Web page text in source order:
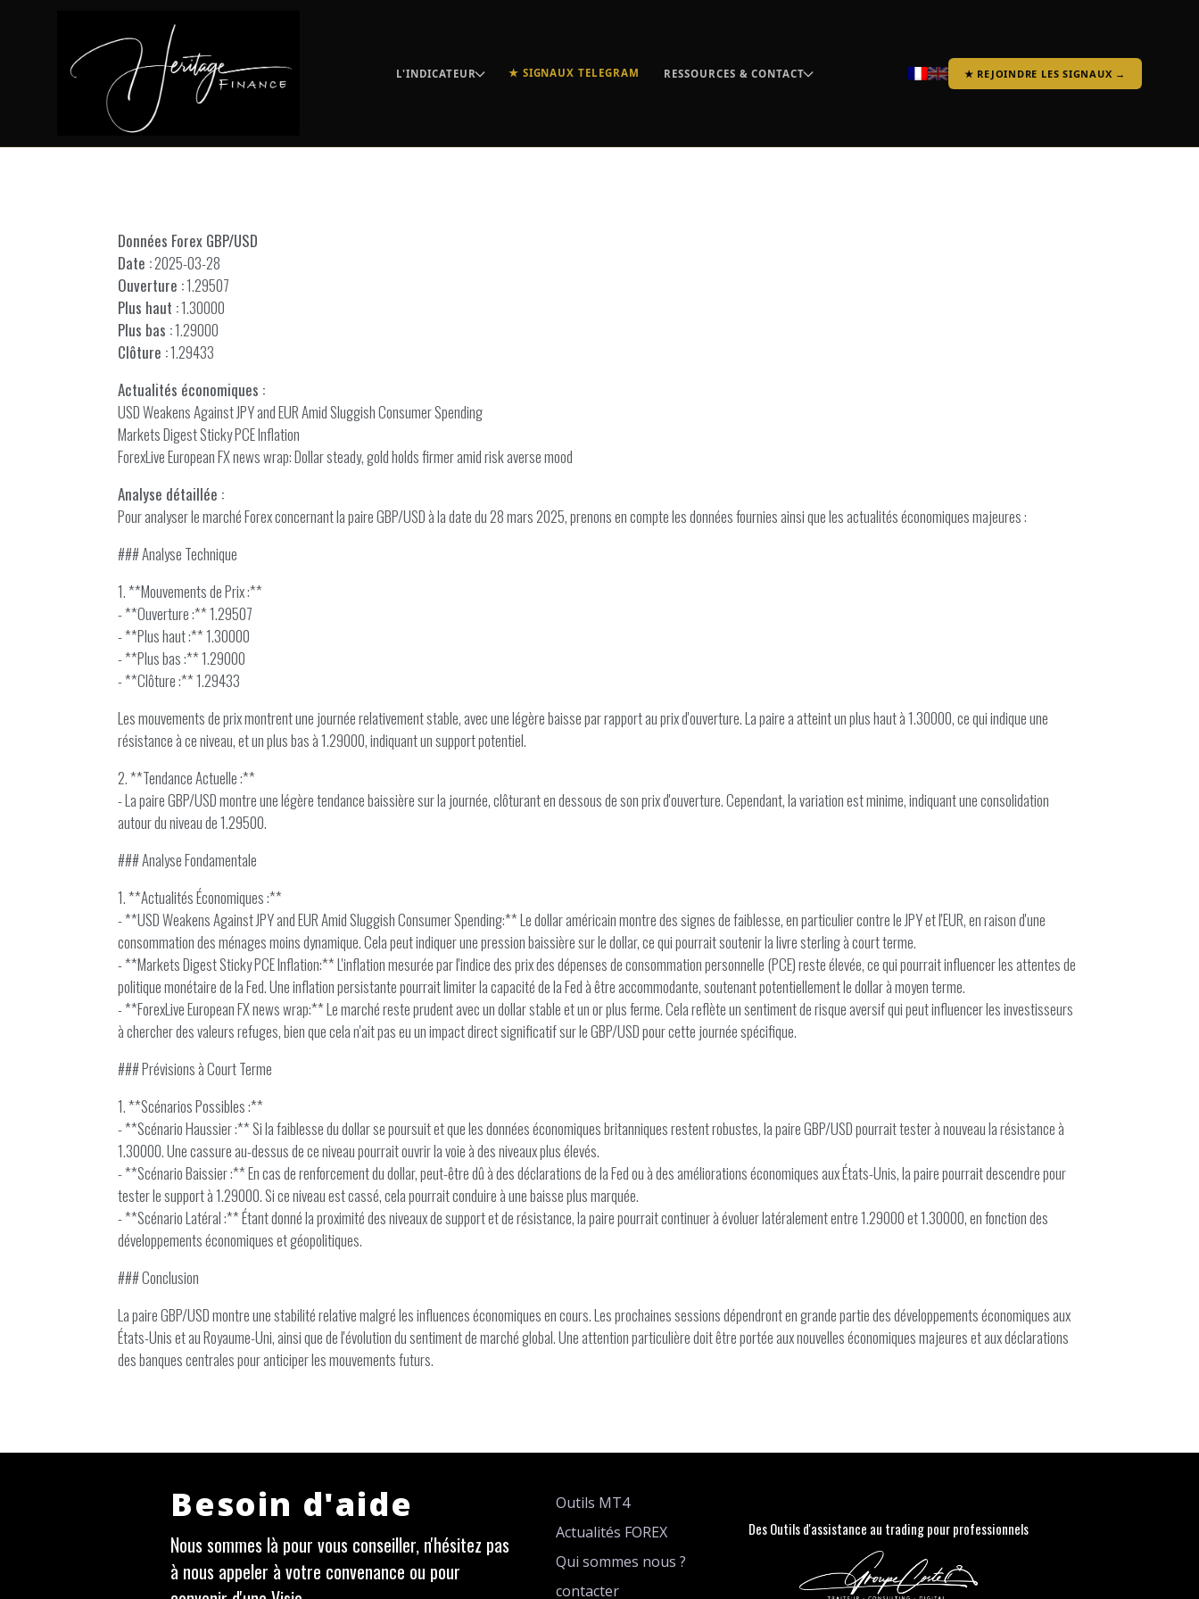
L'INDICATEUR ★ SIGNAUX TELEGRAM RESSOURCES & CONTACT ★ REJOINDRE LES SIGNAUX →
Données Forex GBP/USD
Date :2025-03-28
Ouverture :1.29507
Plus haut :1.30000
Plus bas :1.29000
Clôture :1.29433
Actualités économiques :
USD Weakens Against JPY and EUR Amid Sluggish Consumer Spending
Markets Digest Sticky PCE Inflation
ForexLive European FX news wrap: Dollar steady, gold holds firmer amid risk averse mood
Analyse détaillée :
Pour analyser le marché Forex concernant la paire GBP/USD à la date du 28 mars 2025, prenons en compte les données fournies ainsi que les actualités économiques majeures :
### Analyse Technique
1. **Mouvements de Prix :**
- **Ouverture :** 1.29507
- **Plus haut :** 1.30000
- **Plus bas :** 1.29000
- **Clôture :** 1.29433
Les mouvements de prix montrent une journée relativement stable, avec une légère baisse par rapport au prix d'ouverture. La paire a atteint un plus haut à 1.30000, ce qui indique une
résistance à ce niveau, et un plus bas à 1.29000, indiquant un support potentiel.
2. **Tendance Actuelle :**
- La paire GBP/USD montre une légère tendance baissière sur la journée, clôturant en dessous de son prix d'ouverture. Cependant, la variation est minime, indiquant une consolidation
autour du niveau de 1.29500.
### Analyse Fondamentale
1. **Actualités Économiques :**
- **USD Weakens Against JPY and EUR Amid Sluggish Consumer Spending:** Le dollar américain montre des signes de faiblesse, en particulier contre le JPY et l'EUR, en raison d'une
consommation des ménages moins dynamique. Cela peut indiquer une pression baissière sur le dollar, ce qui pourrait soutenir la livre sterling à court terme.
- **Markets Digest Sticky PCE Inflation:** L'inflation mesurée par l'indice des prix des dépenses de consommation personnelle (PCE) reste élevée, ce qui pourrait influencer les attentes de
politique monétaire de la Fed. Une inflation persistante pourrait limiter la capacité de la Fed à être accommodante, soutenant potentiellement le dollar à moyen terme.
- **ForexLive European FX news wrap:** Le marché reste prudent avec un dollar stable et un or plus ferme. Cela reflète un sentiment de risque aversif qui peut influencer les investisseurs
à chercher des valeurs refuges, bien que cela n'ait pas eu un impact direct significatif sur le GBP/USD pour cette journée spécifique.
### Prévisions à Court Terme
1. **Scénarios Possibles :**
- **Scénario Haussier :** Si la faiblesse du dollar se poursuit et que les données économiques britanniques restent robustes, la paire GBP/USD pourrait tester à nouveau la résistance à
1.30000. Une cassure au-dessus de ce niveau pourrait ouvrir la voie à des niveaux plus élevés.
- **Scénario Baissier :** En cas de renforcement du dollar, peut-être dû à des déclarations de la Fed ou à des améliorations économiques aux États-Unis, la paire pourrait descendre pour
tester le support à 1.29000. Si ce niveau est cassé, cela pourrait conduire à une baisse plus marquée.
- **Scénario Latéral :** Étant donné la proximité des niveaux de support et de résistance, la paire pourrait continuer à évoluer latéralement entre 1.29000 et 1.30000, en fonction des
développements économiques et géopolitiques.
### Conclusion
La paire GBP/USD montre une stabilité relative malgré les influences économiques en cours. Les prochaines sessions dépendront en grande partie des développements économiques aux
États-Unis et au Royaume-Uni, ainsi que de l'évolution du sentiment de marché global. Une attention particulière doit être portée aux nouvelles économiques majeures et aux déclarations
des banques centrales pour anticiper les mouvements futurs.
Besoin d'aide
Nous sommes là pour vous conseiller, n'hésitez pas
à nous appeler à votre convenance ou pour
Outils MT4
Actualités FOREX
Qui sommes nous ?
contacter
Des Outils d'assistance au trading pour professionnels